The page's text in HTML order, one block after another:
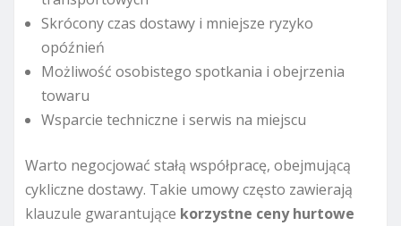
Skrócony czas dostawy i mniejsze ryzyko
opóźnień
Możliwość osobistego spotkania i obejrzenia
towaru
Wsparcie techniczne i serwis na miejscu
Warto negocjować stałą współpracę, obejmującą
cykliczne dostawy. Takie umowy często zawierają
klauzule gwarantujące korzystne ceny hurtowe